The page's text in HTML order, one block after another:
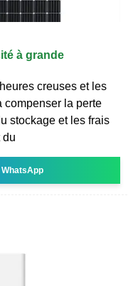
à grande
creuses et les
compenser la perte
stockage et les frais
du
WhatsApp